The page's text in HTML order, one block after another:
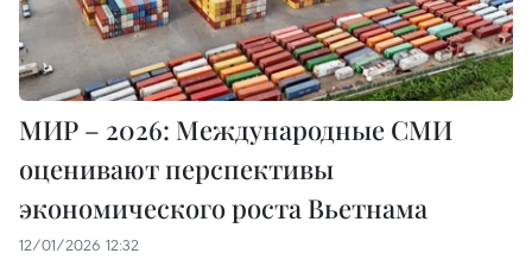
МИР – 2026: Международные СМИ
оценивают перспективы
экономического роста Вьетнама
12/01/2026 12:32